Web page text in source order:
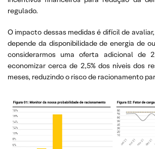
regulado.
O impacto dessas medidas é difícil de
depende da disponibilidade de energia de
considerarmos uma oferta adicional de
economizar cerca de 2,5% dos níveis dos
meses, reduzindo o risco de racionamento